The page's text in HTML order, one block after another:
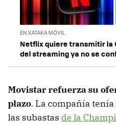
EN XATAKA MÓVIL
Netflix quiere transmitir la
del streaming ya no se
Movistar refuerza su
plazo. La compañía
las subastas de la